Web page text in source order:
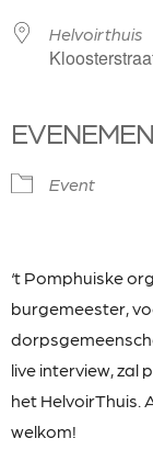
Helvoirthuis
Event
‘t Pomphuiske
burgemeester,
live interview, zal
het HelvoirThuis.
welkom!